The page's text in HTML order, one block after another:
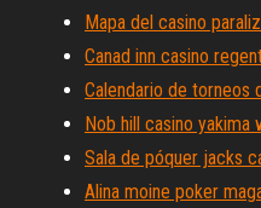
Mapa del casino
Canad inn casino
Calendario de torneos
Nob hill casino yakima
Sala de póquer jacks
Alina moine poker